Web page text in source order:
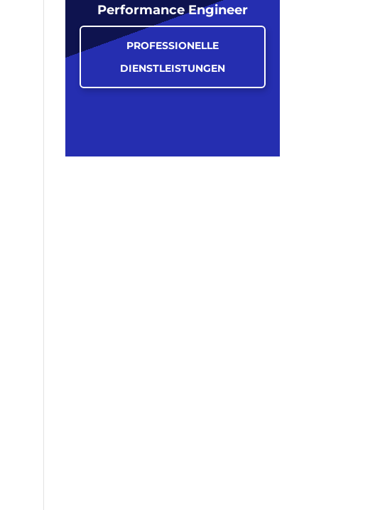
Performance Engineer
PROFESSIONELLE
DIENSTLEISTUNGEN